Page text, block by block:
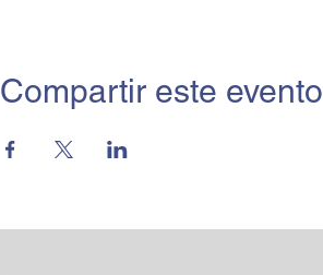
Compartir este evento